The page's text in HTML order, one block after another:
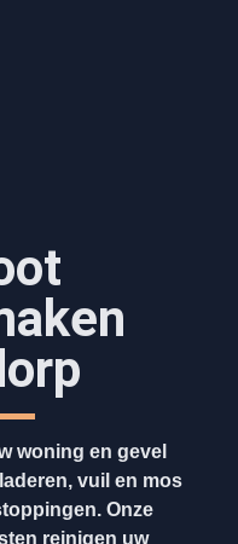
woning en gevel
vuil en mos
Onze
reinigen uw